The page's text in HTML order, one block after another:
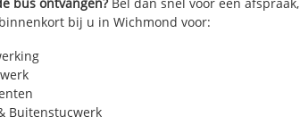
bij u in Wichmond voor:
Buitenstucwerk